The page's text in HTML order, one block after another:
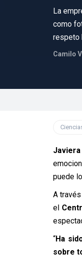
La
como
respeto
Camilo
puede
A
el
“Ha
sobre